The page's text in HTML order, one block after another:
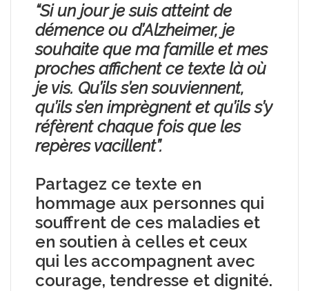
“Si un jour je suis atteint de
démence ou d’Alzheimer, je
souhaite que ma famille et mes
proches affichent ce texte là où
je vis. Qu’ils s’en souviennent,
qu’ils s’en imprègnent et qu’ils s’y
réfèrent chaque fois que les
repères vacillent”.
Partagez ce texte en
hommage aux personnes qui
souffrent de ces maladies et
en soutien à celles et ceux
qui les accompagnent avec
courage, tendresse et dignité.